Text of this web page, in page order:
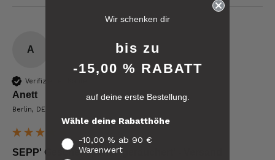
A
Verifizierter Käufer
Anett
Berlin, DE
SEPP' Geschenkpaket 'geräuchert' - Versand
rating 6.229
reviews-io
Verifizierter Kunde
Hallo Ich konnte erst heute mein Paket
abholen , bin sehr überrascht kann Euch nur
Wir schenken dir
bis zu
-15,00 % RABATT
auf deine erste Bestellung.
Wähle deine Rabatthöhe
-10,00 % ab 90 €
Warenwert